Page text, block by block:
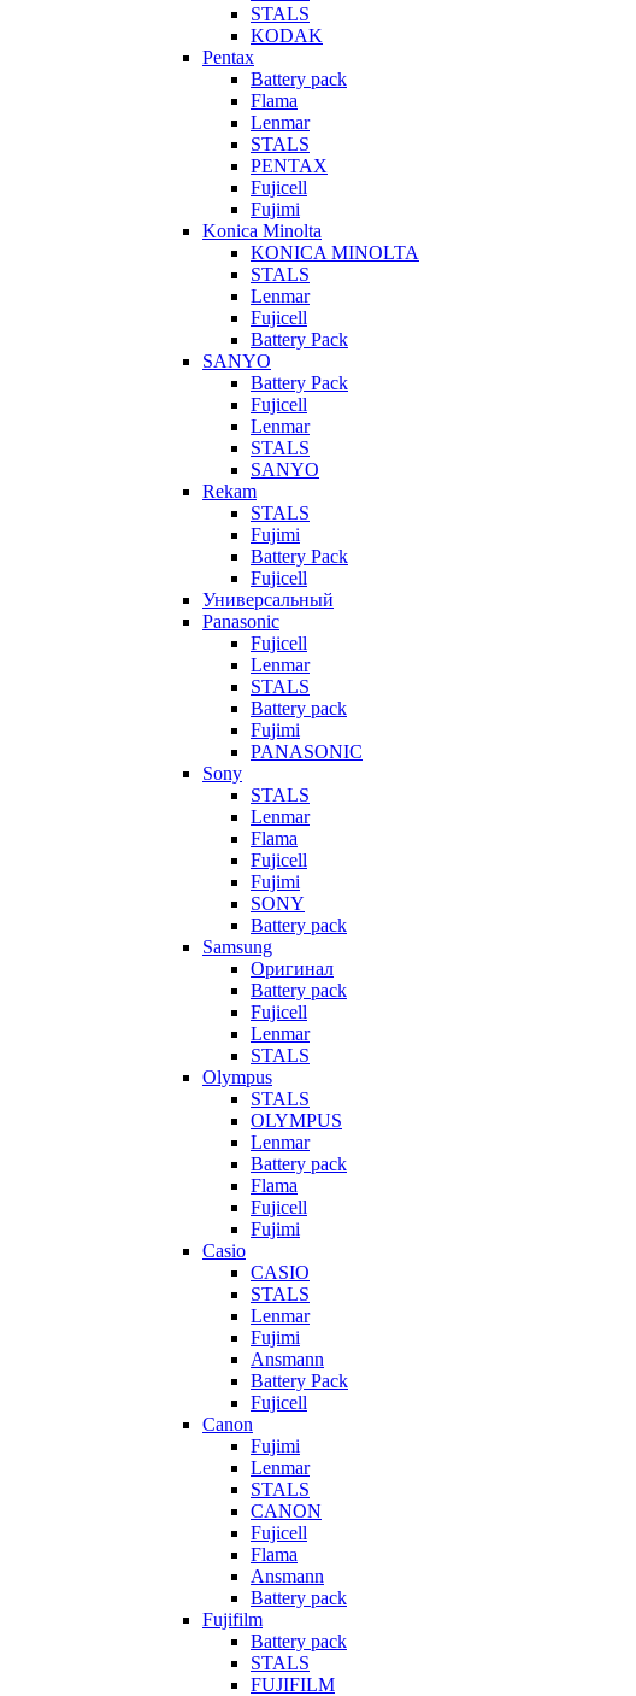
STALS
KODAK
Pentax
Battery pack
Flama
Lenmar
STALS
PENTAX
Fujicell
Fujimi
Konica Minolta
KONICA MINOLTA
STALS
Lenmar
Fujicell
Battery Pack
SANYO
Battery Pack
Fujicell
Lenmar
STALS
SANYO
Rekam
STALS
Fujimi
Battery Pack
Fujicell
Универсальный
Panasonic
Fujicell
Lenmar
STALS
Battery pack
Fujimi
PANASONIC
Sony
STALS
Lenmar
Flama
Fujicell
Fujimi
SONY
Battery pack
Samsung
Оригинал
Battery pack
Fujicell
Lenmar
STALS
Olympus
STALS
OLYMPUS
Lenmar
Battery pack
Flama
Fujicell
Fujimi
Casio
CASIO
STALS
Lenmar
Fujimi
Ansmann
Battery Pack
Fujicell
Canon
Fujimi
Lenmar
STALS
CANON
Fujicell
Flama
Ansmann
Battery pack
Fujifilm
Battery pack
STALS
FUJIFILM